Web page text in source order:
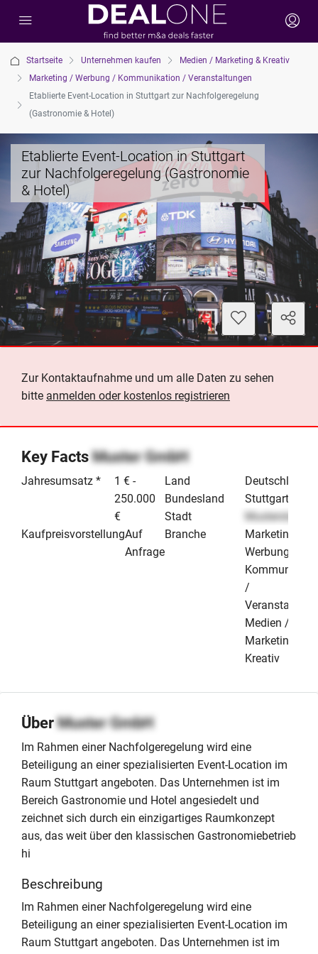
Startseite Unternehmen kaufen
Medien / Marketing & Kreativ
Marketing / Werbung / Kommunikation / Veranstaltungen
Etablierte Event-Location in Stuttgart zur Nachfolgeregelung
(Gastronomie & Hotel)
Etablierte Event-Location in Stuttgart
zur Nachfolgeregelung (Gastronomie
& Hotel)
Zur Kontaktaufnahme und um alle Daten zu sehen
bitte anmelden oder kostenlos registrieren
Key FactsMuster GmbH
Jahresumsatz *
1 € -
250.000
€
KaufpreisvorstellungAuf
Anfrage
Land
Deutschland
Bundesland
Stuttgart
Stadt
Musterstadt
Branche
Marketing /
Werbung /
/
Medien /
Marketing &
Kreativ
ÜberMuster GmbH
Im Rahmen einer Nachfolgeregelung wird eine
Beteiligung an einer spezialisierten Event-Location im
Raum Stuttgart angeboten. Das Unternehmen ist im
Bereich Gastronomie und Hotel angesiedelt und
zeichnet sich durch ein einzigartiges Raumkonzept
aus, das weit über den klassischen Gastronomiebetrieb
hi
Beschreibung
Im Rahmen einer Nachfolgeregelung wird eine
Beteiligung an einer spezialisierten Event-Location im
Raum Stuttgart angeboten. Das Unternehmen ist im